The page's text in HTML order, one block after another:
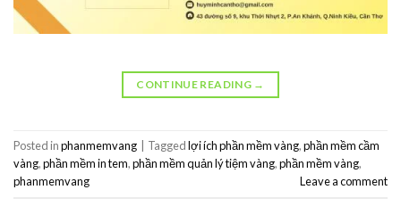
CONTINUE READING →
Posted inphanmemvang Taggedlợi ích phần mềm vàng,phần mềm cầm
vàng,phần mềm in tem,phần mềm quản lý tiệm vàng,phần mềm vàng,
phanmemvang
Leave a comment